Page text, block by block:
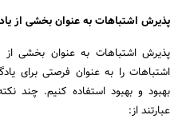
پذیرش اشتباهات به عنوان بخشی از
پذیرش اشتباهات به عنوان بخشی از
اشتباهات را به عنوان فرصتی برای
بهبود و بهبود استفاده کنیم. چند
عبارتند از: